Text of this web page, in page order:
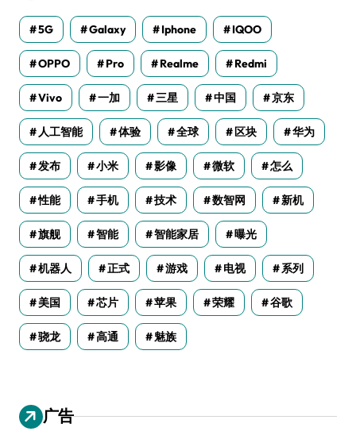
5G Galaxy Iphone IQOO
OPPO Pro Realme Redmi
Vivo 一加 三星 中国 京东
人工智能 体验 全球 区块 华为
发布 小米 影像 微软 怎么
性能 手机 技术 数智网 新机
旗舰 智能 智能家居 曝光
机器人 正式 游戏 电视 系列
美国 芯片 苹果 荣耀 谷歌
骁龙 高通 魅族
广告